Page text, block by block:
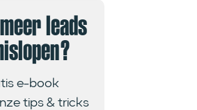
leads
e-book
tips & tricks